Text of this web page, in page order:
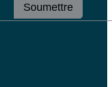
Soumettre